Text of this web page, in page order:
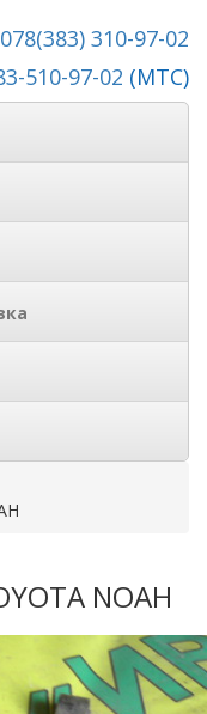
8(383) 310-97-02
510-97-02 (МТС)
NOAH